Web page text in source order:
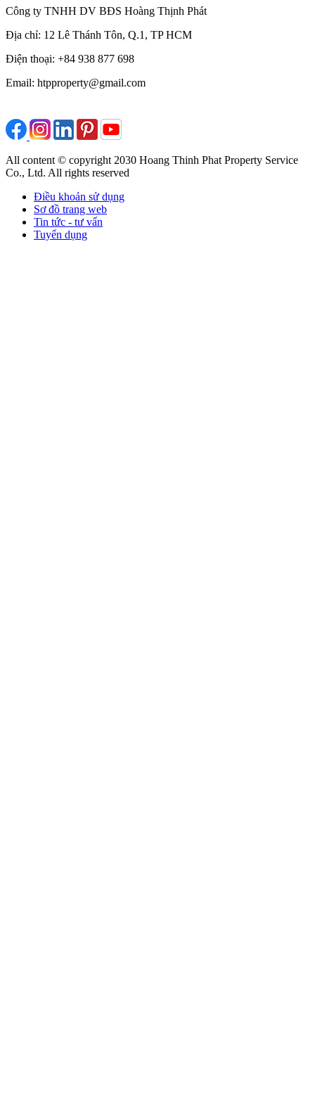
Công ty TNHH DV BĐS Hoàng Thịnh Phát
Địa chỉ: 12 Lê Thánh Tôn, Q.1, TP HCM
Điện thoại: +84 938 877 698
Email: htpproperty@gmail.com
All content © copyright 2030 Hoang Thinh Phat Property Service
Co., Ltd. All rights reserved
Điều khoản sử dụng
Sơ đồ trang web
Tin tức - tư vấn
Tuyển dụng